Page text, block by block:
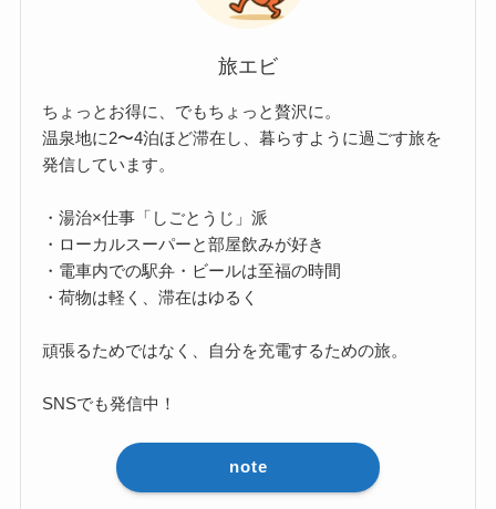
旅エビ
ちょっとお得に、でもちょっと贅沢に。
温泉地に2〜4泊ほど滞在し、暮らすように過ごす旅を
発信しています。
・湯治×仕事「しごとうじ」派
・ローカルスーパーと部屋飲みが好き
・電車内での駅弁・ビールは至福の時間
・荷物は軽く、滞在はゆるく
頑張るためではなく、自分を充電するための旅。
SNSでも発信中！
note